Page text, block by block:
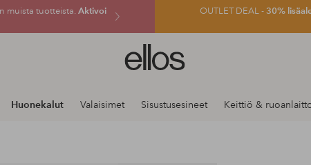
muista tuotteista. Aktivoi
OUTLET DEAL -30%
Ellos-
logo
siirry
Huonekalut Valaisimet Sisustusesineet Keittiö &